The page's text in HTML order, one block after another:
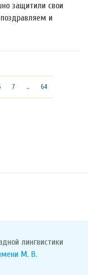
защитили свои
и
7 … 64
лингвистики
М. В.